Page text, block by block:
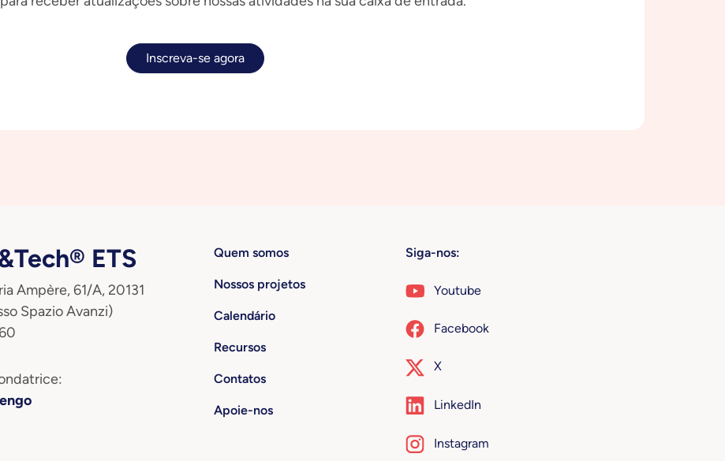
Inscreva-se agora
ETS
Ampère, 61/A, 20131
Spazio Avanzi)
Quem somos
Nossos projetos
Calendário
Recursos
Contatos
Apoie-nos
Siga-nos:
Youtube
Facebook
X
LinkedIn
Instagram